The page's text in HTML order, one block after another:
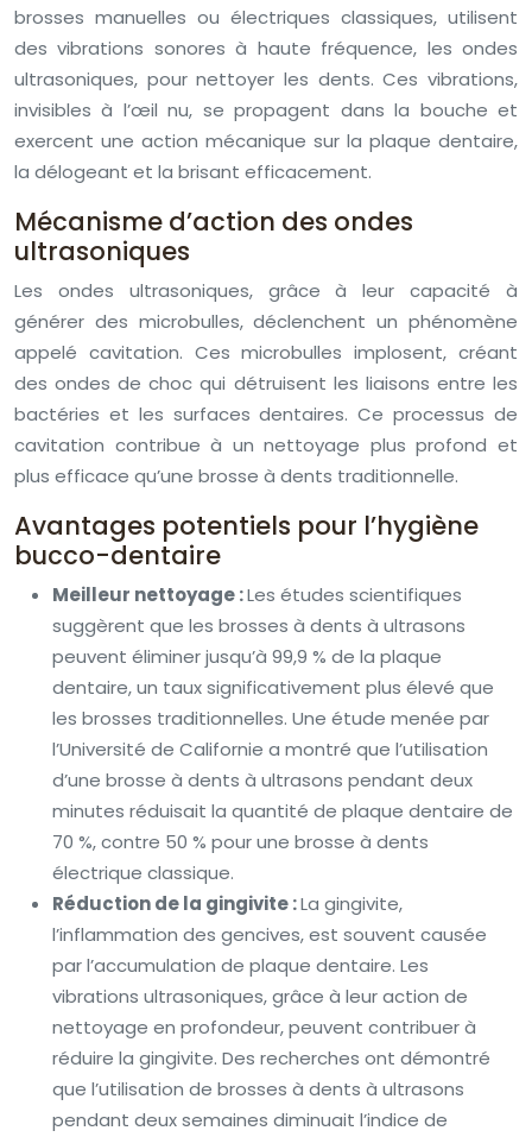
brosses manuelles ou électriques classiques, utilisent
des vibrations sonores à haute fréquence, les ondes
ultrasoniques, pour nettoyer les dents. Ces vibrations,
invisibles à l’œil nu, se propagent dans la bouche et
exercent une action mécanique sur la plaque dentaire,
la délogeant et la brisant efficacement.
Mécanisme d’action des ondes
ultrasoniques
Les ondes ultrasoniques, grâce à leur capacité à
générer des microbulles, déclenchent un phénomène
appelé cavitation. Ces microbulles implosent, créant
des ondes de choc qui détruisent les liaisons entre les
bactéries et les surfaces dentaires. Ce processus de
cavitation contribue à un nettoyage plus profond et
plus efficace qu’une brosse à dents traditionnelle.
Avantages potentiels pour l’hygiène
bucco-dentaire
Meilleur nettoyage :Les études scientifiques
suggèrent que les brosses à dents à ultrasons
peuvent éliminer jusqu’à 99,9 % de la plaque
dentaire, un taux significativement plus élevé que
les brosses traditionnelles. Une étude menée par
l’Université de Californie a montré que l’utilisation
d’une brosse à dents à ultrasons pendant deux
minutes réduisait la quantité de plaque dentaire de
70 %, contre 50 % pour une brosse à dents
électrique classique.
Réduction de la gingivite :La gingivite,
l’inflammation des gencives, est souvent causée
par l’accumulation de plaque dentaire. Les
vibrations ultrasoniques, grâce à leur action de
nettoyage en profondeur, peuvent contribuer à
réduire la gingivite. Des recherches ont démontré
que l’utilisation de brosses à dents à ultrasons
pendant deux semaines diminuait l’indice de